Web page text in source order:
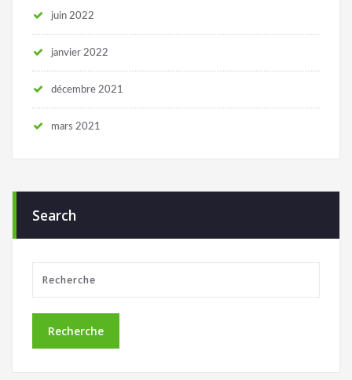
juin 2022
janvier 2022
décembre 2021
mars 2021
Search